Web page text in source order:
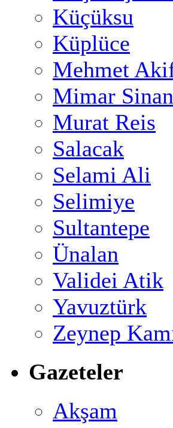
Küçüksu
Küplüce
Mehmet
Mimar Sinan
Murat Reis
Salacak
Selami Ali
Selimiye
Sultantepe
Ünalan
Validei Atik
Yavuztürk
Zeynep
Gazeteler
Akşam